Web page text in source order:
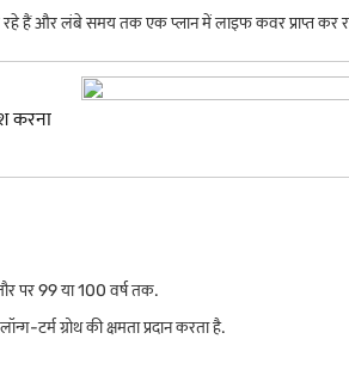
रहे हैं और लंबे समय तक एक प्लान में लाइफ कवर प्राप्त
करना
पर 99 या 100 वर्ष तक.
टर्म ग्रोथ की क्षमता प्रदान करता है.